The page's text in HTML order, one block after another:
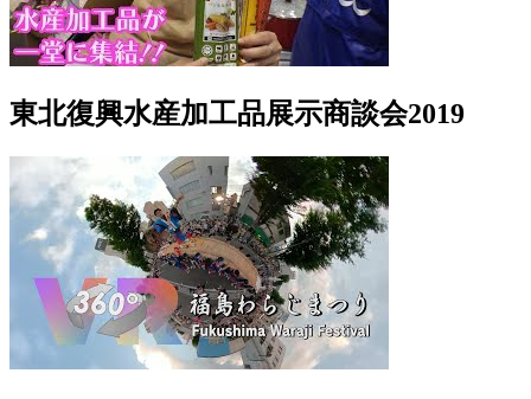
東北復興水産加工品展示商談会2019